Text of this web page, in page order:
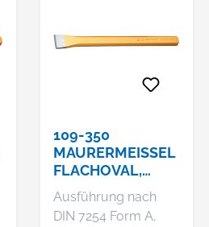
109-350
MAURERMEISSEL F
LACHOVAL, 3
50X23X13 MM
Ausführung nach
DIN 7254 Form A,